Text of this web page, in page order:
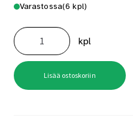
Varastossa(6 kpl)
Pyyhekuivain,
Pylväs
Dry
Kromi
määrä
kpl
Lisää ostoskoriin